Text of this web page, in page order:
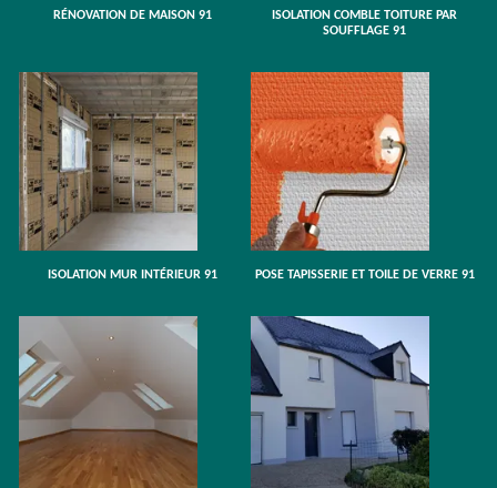
RÉNOVATION DE MAISON 91
ISOLATION COMBLE TOITURE PAR
SOUFFLAGE 91
ISOLATION MUR INTÉRIEUR 91 POSE TAPISSERIE ET TOILE DE VERRE 91